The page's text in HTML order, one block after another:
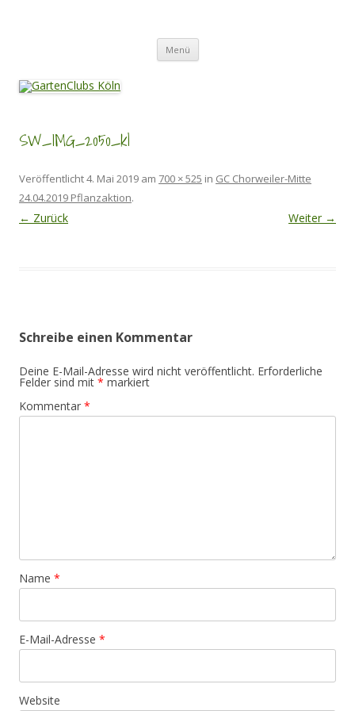
Menü
SW_IMG_2050_kl
Veröffentlicht4. Mai 2019 am 700 × 525 in GC Chorweiler-Mitte
24.04.2019 Pflanzaktion.
← Zurück Weiter →
Schreibe einen Kommentar
Deine E-Mail-Adresse wird nicht veröffentlicht. Erforderliche
Felder sind mit * markiert
Kommentar *
Name *
E-Mail-Adresse *
Website